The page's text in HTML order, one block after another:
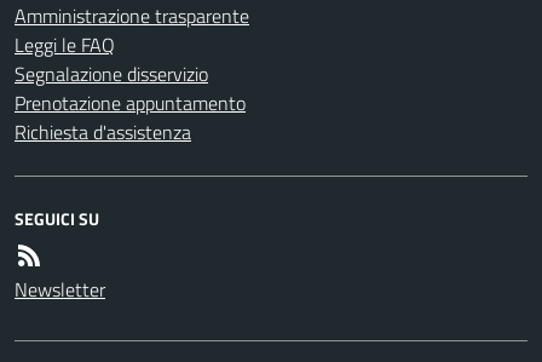
Amministrazione trasparente
Leggi le FAQ
Segnalazione disservizio
Prenotazione appuntamento
Richiesta d'assistenza
SEGUICI SU
Newsletter